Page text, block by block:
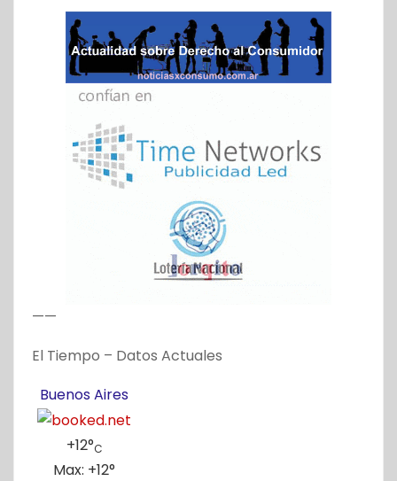
——
El Tiempo – Datos Actuales
Buenos Aires
+12°C
Max: +12°